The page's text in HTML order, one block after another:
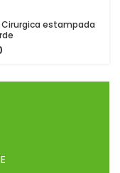
Cirurgica estampada